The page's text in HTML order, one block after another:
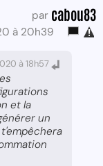
par cabou83
à 20h39
à 18h57
et la
un